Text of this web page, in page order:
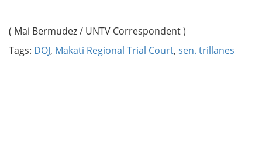
( Mai Bermudez / UNTV Correspondent )
Tags: DOJ, Makati Regional Trial Court, sen. trillanes